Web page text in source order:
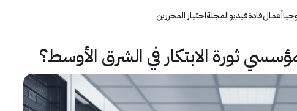
أعمالقادةفيديوالمجلةاختيار المحررين
ثورة الابتكار في الشرق الأوسط؟